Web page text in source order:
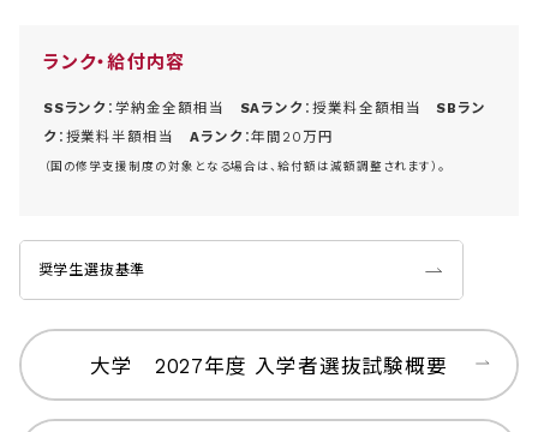
ランク・給付内容
SSランク ：学納金全額相当 SAランク ：授業料全額相当SBラン
ク ：授業料半額相当 Aランク ：年間20万円
（国の修学支援制度の対象となる場合は、給付額は減額調整されます）。
奨学生選抜基準
大学 2027年度 入学者選抜試験概要